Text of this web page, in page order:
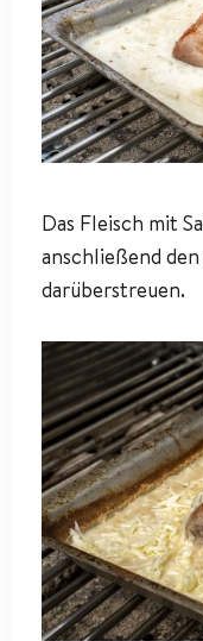
Das Fleisch mit
anschließend
darüberstreuen.